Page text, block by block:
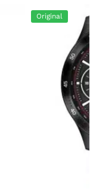
Original